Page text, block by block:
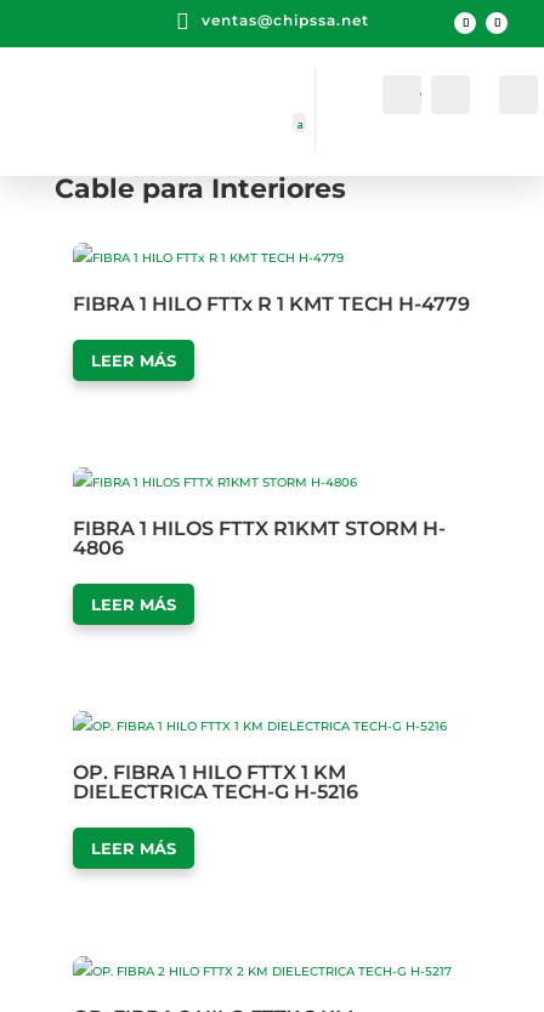
 ventas@chipssa.net
Cuenta
Cable para Interiores
FIBRA 1 HILO FTTx R 1 KMT TECH H-4779
LEER MÁS
FIBRA 1 HILOS FTTX R1KMT STORM H-
4806
LEER MÁS
OP. FIBRA 1 HILO FTTX 1 KM
DIELECTRICA TECH-G H-5216
LEER MÁS